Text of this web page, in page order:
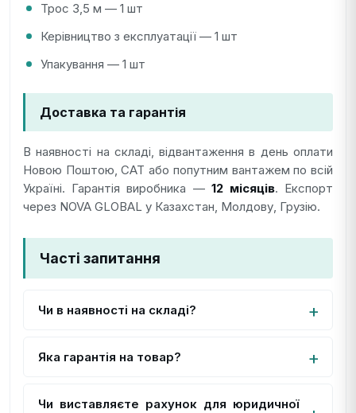
Трос 3,5 м — 1 шт
Керівництво з експлуатації — 1 шт
Упакування — 1 шт
Доставка та гарантія
В наявності на складі, відвантаження в день оплати
Новою Поштою, САТ або попутним вантажем по всій
Україні. Гарантія виробника — 12 місяців. Експорт
через NOVA GLOBAL у Казахстан, Молдову, Грузію.
Часті запитання
Чи в наявності на складі?
Яка гарантія на товар?
Чи виставляєте рахунок для юридичної